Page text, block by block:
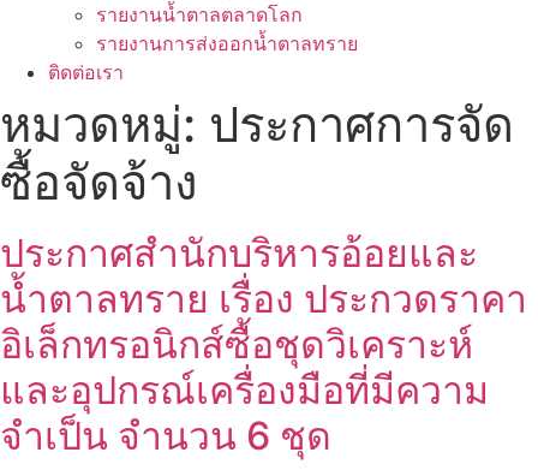
รายงานน้ำตาลตลาดโลก
รายงานการส่งออกน้ำตาลทราย
ติดต่อเรา
หมวดหมู่: ประกาศการจัด
ซื้อจัดจ้าง
ประกาศสำนักบริหารอ้อยและ
น้ำตาลทราย เรื่อง ประกวดราคา
อิเล็กทรอนิกส์ซื้อชุดวิเคราะห์
และอุปกรณ์เครื่องมือที่มีความ
จำเป็น จำนวน 6 ชุด